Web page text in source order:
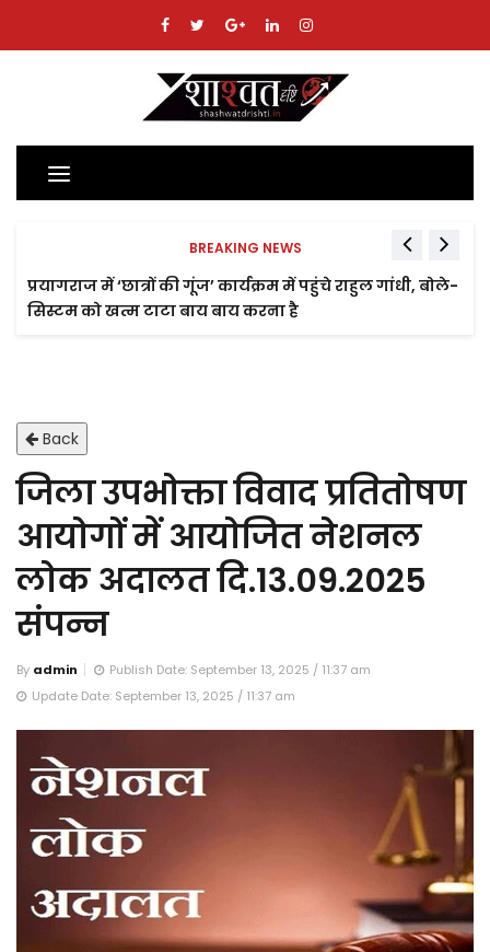
Toggle
navigation
BREAKING NEWS
प्रयागराज में ‘छात्रों की गूंज’ कार्यक्रम में पहुंचे राहुल गांधी, बोले-
सिस्टम को खत्म टाटा बाय बाय करना है
Back
जिला उपभोक्ता विवाद प्रतितोषण
आयोगों में आयोजित नेशनल
लोक अदालत दि.13.09.2025
संपन्न
By admin
Publish Date: September 13, 2025 / 11:37 am
Update Date: September 13, 2025 / 11:37 am